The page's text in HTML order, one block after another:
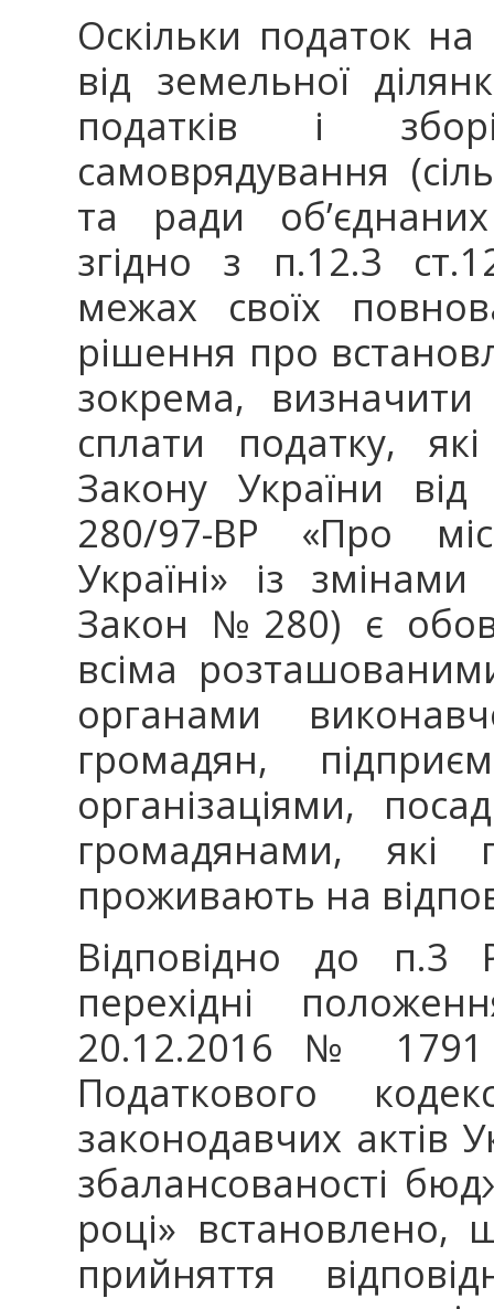
Оскільки податок
від земельної
податків і
самоврядування
та ради
згідно з п.12.3
межах своїх
рішення про
зокрема, визначити
сплати податку,
Закону України
280/97-ВР «Про
Україні» із
Закон №280) є
всіма
органами
громадян,
організаціями,
громадянами, які
проживають на
Відповідно до п.3
перехідні
20.12.2016 №
Податкового
законодавчих актів
збалансованості
році»
прийняття